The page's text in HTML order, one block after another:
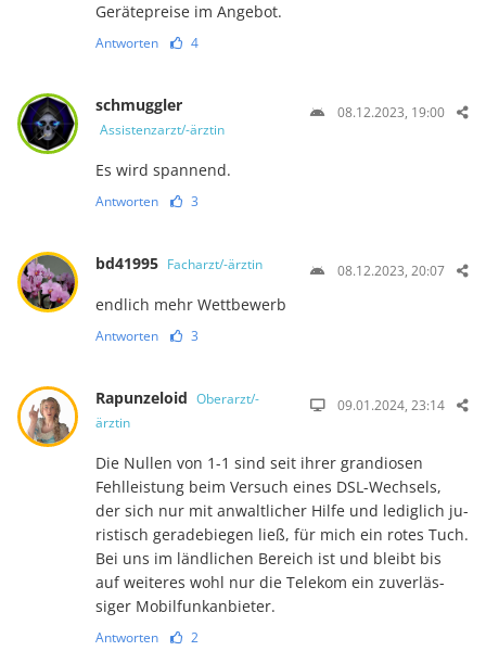
Gerätepreise im Angebot.
Antworten 4
schmuggler
Assistenzarzt/-ärztin
08.12.2023, 19:00
Es wird spannend.
Antworten 3
bd41995 Facharzt/-ärztin 08.12.2023, 20:07
endlich mehr Wettbewerb
Antworten 3
Rapunzeloid Oberarzt/-
ärztin
09.01.2024, 23:14
Die Nullen von 1-1 sind seit ihrer grandiosen
Fehlleistung beim Ver­such eines DSL-Wech­sels,
der sich nur mit an­walt­licher Hilfe und lediglich ju­
ri­stisch geradebiegen ließ, für mich ein rotes Tuch.
Bei uns im ländlichen Bereich ist und bleibt bis
auf weiteres wohl nur die Telekom ein zu­ver­läs­
siger Mobilfunkanbieter.
Antworten 2